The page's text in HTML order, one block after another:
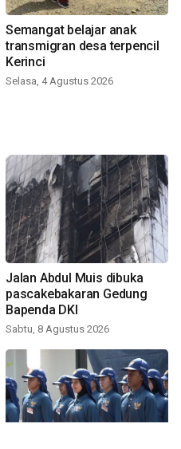
Semangat belajar anak
transmigran desa terpencil
Kerinci
Selasa, 4 Agustus 2026
Jalan Abdul Muis dibuka
pascakebakaran Gedung
Bapenda DKI
Sabtu, 8 Agustus 2026